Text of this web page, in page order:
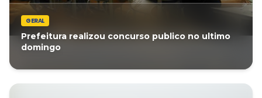
GERAL
Prefeitura realizou concurso publico no ultimo
domingo